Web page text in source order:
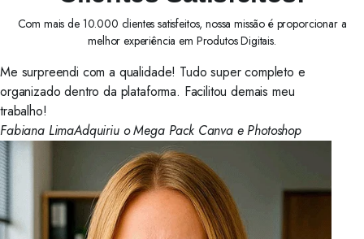
Com mais de 10.000 clientes satisfeitos, nossa missão é proporcionar a
melhor experiência em Produtos Digitais.
Me surpreendi com a qualidade! Tudo super completo e
organizado dentro da plataforma. Facilitou demais meu
trabalho!
Fabiana LimaAdquiriu o Mega Pack Canva e Photoshop